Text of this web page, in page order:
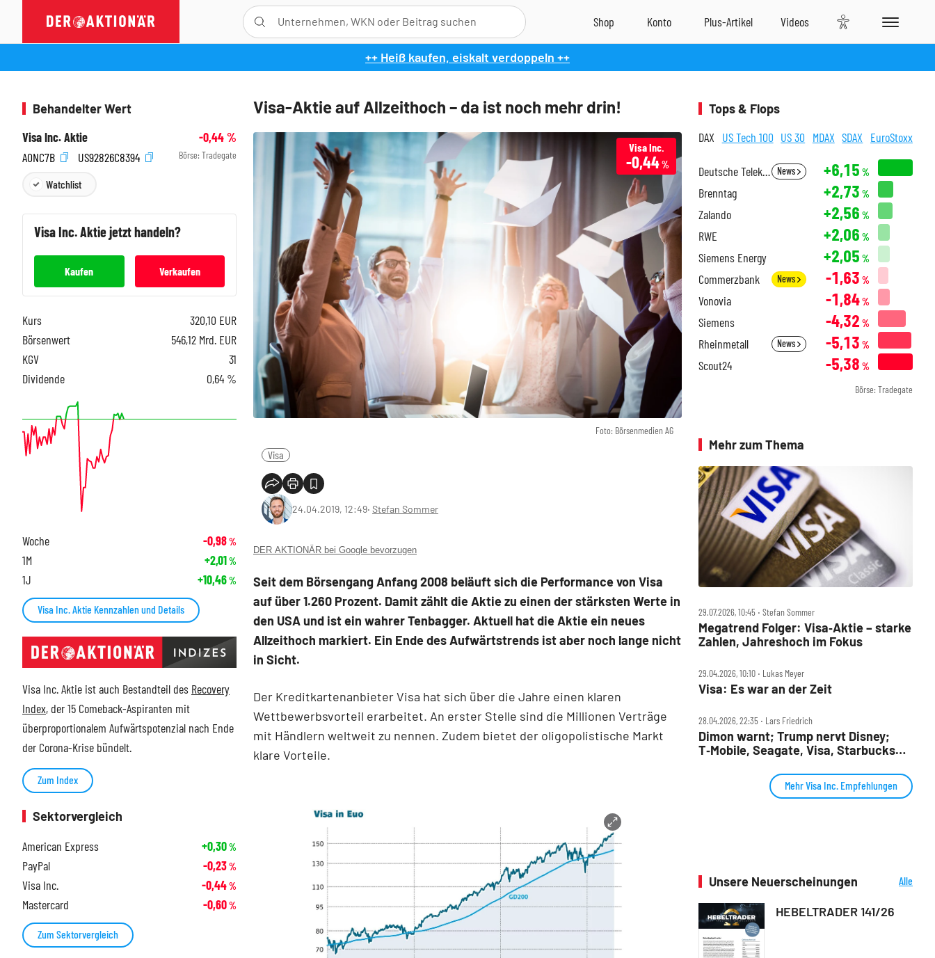
++ Heiß kaufen, eiskalt verdoppeln ++
Visa-Aktie auf Allzeithoch – da ist noch mehr drin!
Foto: Börsenmedien AG
Visa Inc.
-0,44%
Visa
24.04.2019, 12:49‧ Stefan Sommer
DER AKTIONÄR bei Google bevorzugen
Seit dem Börsengang Anfang 2008 beläuft sich die Performance von Visa
auf über 1.260 Prozent. Damit zählt die Aktie zu einen der stärksten Werte in
den USA und ist ein wahrer Tenbagger. Aktuell hat die Aktie ein neues
Allzeithoch markiert. Ein Ende des Aufwärtstrends ist aber noch lange nicht
in Sicht.
Der Kreditkartenanbieter Visa hat sich über die Jahre einen klaren
Wettbewerbsvorteil erarbeitet. An erster Stelle sind die Millionen Verträge
mit Händlern weltweit zu nennen. Zudem bietet der oligopolistische Markt
klare Vorteile.
Behandelter Wert
Visa Inc. Aktie
-0,44%
A0NC7B
US92826C8394 Börse: Tradegate
Watchlist
Visa Inc.Aktie jetzt handeln?
Kaufen Verkaufen
Kurs 320,10 EUR
Börsenwert
546,12 Mrd. EUR
KGV
31
Dividende
0,64 %
Woche -0,98%
1M +2,01%
1J +10,46%
Visa Inc. Aktie Kennzahlen und Details
Visa Inc. Aktie ist auch Bestandteil des Recovery
Index, der 15 Comeback-Aspiranten mit
überproportionalem Aufwärtspotenzial nach Ende
der Corona-Krise bündelt.
Zum Index
Sektorvergleich
American Express
+0,30%
PayPal -0,23%
Visa Inc. -0,44%
Mastercard -0,60%
Zum Sektorvergleich
Tops & Flops
DAX US Tech 100 US 30 MDAX SDAX EuroStoxx
Deutsche Telekom News +6,15 %
Brenntag +2,73 %
Zalando +2,56 %
RWE +2,06 %
Siemens Energy +2,05 %
Commerzbank News -1,63 %
Vonovia -1,84%
Siemens -4,32 %
Rheinmetall News -5,13 %
Scout24 -5,38 %
Börse: Tradegate
Mehr zum Thema
29.07.2026, 10:45 ‧ Stefan Sommer
Megatrend Folger: Visa‑Aktie – starke
Zahlen, Jahreshoch im Fokus
29.04.2026, 10:10 ‧ Lukas Meyer
Visa: Es war an der Zeit
28.04.2026, 22:35 ‧ Lars Friedrich
Dimon warnt; Trump nervt Disney;
T‑Mobile, Seagate, Visa, Starbucks
Mehr Visa Inc. Empfehlungen
Unsere Neuerscheinungen
Alle
HEBELTRADER 141/26